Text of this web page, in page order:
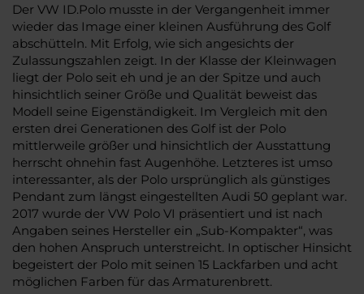
Der VW ID.Polo musste in der Vergangenheit immer
wieder das Image einer kleinen Ausführung des Golf
abschütteln. Mit Erfolg, wie sich angesichts der
Zulassungszahlen zeigt. In der Klasse der Kleinwagen
liegt der Polo seit eh und je an der Spitze und auch
hinsichtlich seiner Größe und Qualität beweist das
Modell seine Eigenständigkeit. Im Vergleich mit den
ersten drei Generationen des Golf ist der Polo
mittlerweile größer und hinsichtlich der Ausstattung
herrscht ohnehin fast Augenhöhe. Letzteres ist umso
interessanter, als der Polo ursprünglich als günstiges
Pendant zum längst eingestellten Audi 50 geplant war.
2017 wurde der VW Polo VI präsentiert und ist nach
Angaben seines Hersteller ein „Sub-Kompakter“, was
den hohen Anspruch unterstreicht. In optischer Hinsicht
begeistert der Polo mit seinen 15 Lackfarben und acht
möglichen Farben für das Armaturenbrett.